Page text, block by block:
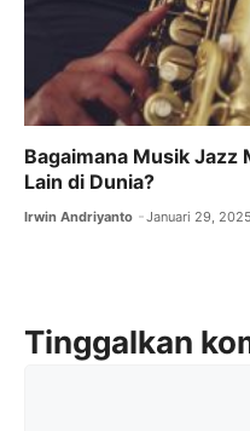
Bagaimana Musik
Lain di Dunia?
Irwin Andriyanto Januari 29, 2025
Tinggalkan